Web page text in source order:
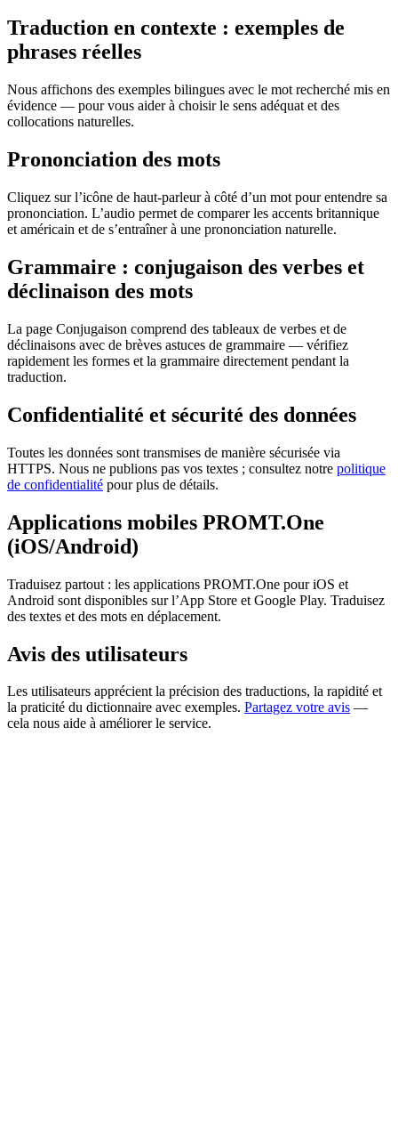
Traduction en contexte : exemples de
phrases réelles
Nous affichons des exemples bilingues avec le mot recherché mis en
évidence — pour vous aider à choisir le sens adéquat et des
collocations naturelles.
Prononciation des mots
Cliquez sur l’icône de haut-parleur à côté d’un mot pour entendre sa
prononciation. L’audio permet de comparer les accents britannique
et américain et de s’entraîner à une prononciation naturelle.
Grammaire : conjugaison des verbes et
déclinaison des mots
La page Conjugaison comprend des tableaux de verbes et de
déclinaisons avec de brèves astuces de grammaire — vérifiez
rapidement les formes et la grammaire directement pendant la
traduction.
Confidentialité et sécurité des données
Toutes les données sont transmises de manière sécurisée via
HTTPS. Nous ne publions pas vos textes ; consultez notre politique
de confidentialité pour plus de détails.
Applications mobiles PROMT.One
(iOS/Android)
Traduisez partout : les applications PROMT.One pour iOS et
Android sont disponibles sur l’App Store et Google Play. Traduisez
des textes et des mots en déplacement.
Avis des utilisateurs
Les utilisateurs apprécient la précision des traductions, la rapidité et
la praticité du dictionnaire avec exemples. Partagez votre avis —
cela nous aide à améliorer le service.